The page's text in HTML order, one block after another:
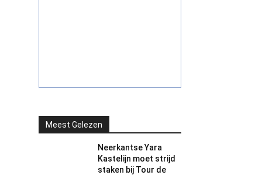
Meest Gelezen
Neerkantse Yara
Kastelijn moet strijd
staken bij Tour de